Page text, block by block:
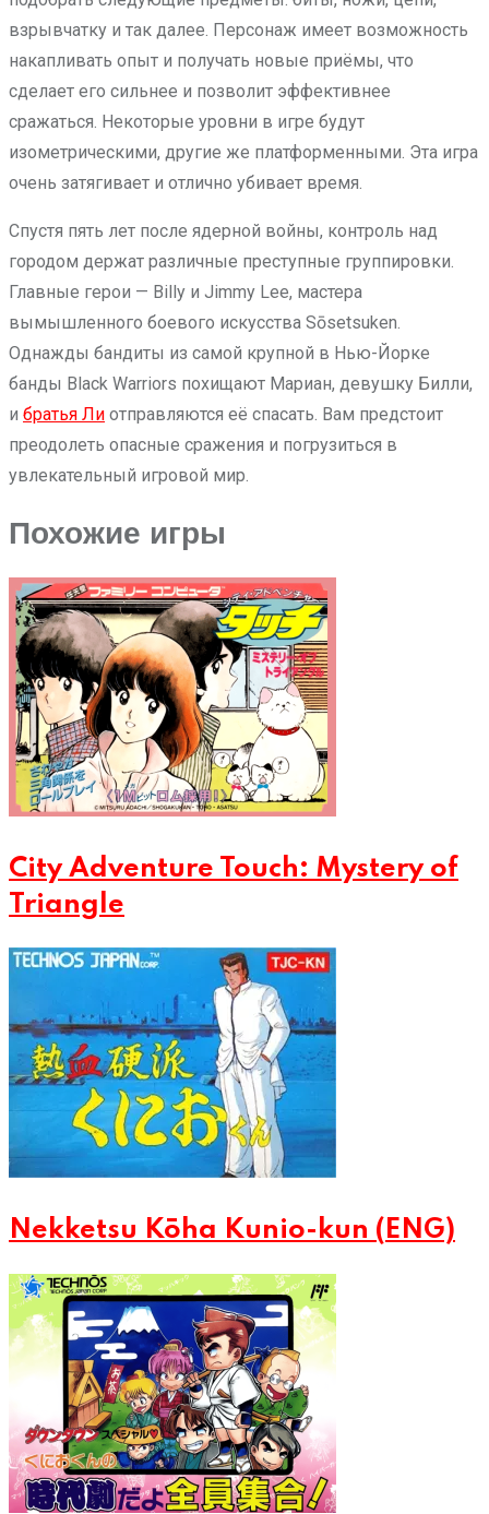
взрывчатку и так далее. Персонаж имеет возможность
накапливать опыт и получать новые приёмы, что
сделает его сильнее и позволит эффективнее
сражаться. Некоторые уровни в игре будут
изометрическими, другие же платформенными. Эта игра
очень затягивает и отлично убивает время.
Cпустя пять лет после ядерной войны, контроль над
городом держат различные преступные группировки.
Главные герои — Billy и Jimmy Lee, мастера
вымышленного боевого искусства Sōsetsuken.
Однажды бандиты из самой крупной в Нью-Йорке
банды Black Warriors похищают Мариан, девушку Билли,
и братья Ли отправляются её спасать. Вам предстоит
преодолеть опасные сражения и погрузиться в
увлекательный игровой мир.
Похожие игры
City Adventure Touch: Mystery of
Triangle
Nekketsu Kōha Kunio-kun (ENG)